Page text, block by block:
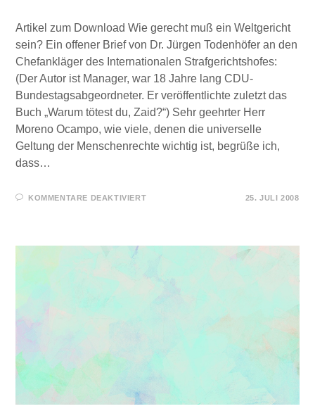
Artikel zum Download Wie gerecht muß ein Weltgericht
sein? Ein offener Brief von Dr. Jürgen Todenhöfer an den
Chefankläger des Internationalen Strafgerichtshofes:
(Der Autor ist Manager, war 18 Jahre lang CDU-
Bundestagsabgeordneter. Er veröffentlichte zuletzt das
Buch „Warum tötest du, Zaid?“) Sehr geehrter Herr
Moreno Ocampo, wie viele, denen die universelle
Geltung der Menschenrechte wichtig ist, begrüße ich,
dass…
KOMMENTARE DEAKTIVIERTFÜR
25. JULI 2008